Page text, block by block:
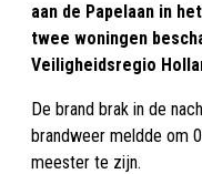
aan de Papelaan in
twee woningen
Veiligheidsregio
De brand brak in de
brandweer meldde om
meester te zijn.